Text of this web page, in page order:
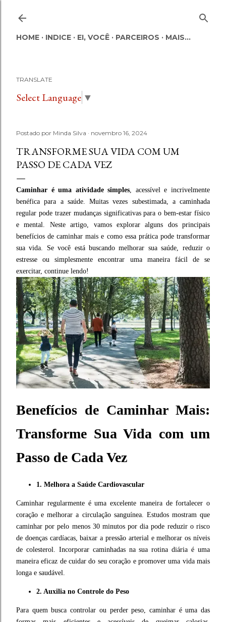
HOME INDICE EI, VOCÊ PARCEIROS MAIS…
TRANSLATE
Select Language ▼
Postado por Minda Silva novembro 16, 2024
TRANSFORME SUA VIDA COM UM
PASSO DE CADA VEZ
Caminhar é uma atividade simples, acessível e incrivelmente
benéfica para a saúde. Muitas vezes subestimada, a caminhada
regular pode trazer mudanças significativas para o bem-estar físico
e mental. Neste artigo, vamos explorar alguns dos principais
benefícios de caminhar mais e como essa prática pode transformar
sua vida. Se você está buscando melhorar sua saúde, reduzir o
estresse ou simplesmente encontrar uma maneira fácil de se
exercitar, continue lendo!
Benefícios de Caminhar Mais:
Transforme Sua Vida com um
Passo de Cada Vez
1. Melhora a Saúde Cardiovascular
Caminhar regularmente é uma excelente maneira de fortalecer o
coração e melhorar a circulação sanguínea. Estudos mostram que
caminhar por pelo menos 30 minutos por dia pode reduzir o risco
de doenças cardíacas, baixar a pressão arterial e melhorar os níveis
de colesterol. Incorporar caminhadas na sua rotina diária é uma
maneira eficaz de cuidar do seu coração e promover uma vida mais
longa e saudável.
2. Auxilia no Controle do Peso
Para quem busca controlar ou perder peso, caminhar é uma das